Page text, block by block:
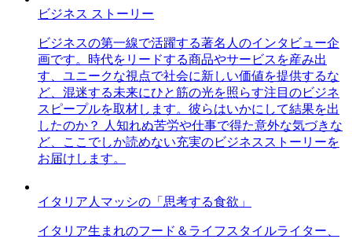
ビジネス ストーリー
ビジネスの第一線で活躍する著名人のインタビュー企
画です。時代をリードする商品やサービスを産み出
す、ユニークな視点で社会に新しい価値を提供するな
ど、混迷する未来にひと筋の光を照らす注目のビジネ
スピープルを取材します。彼らはいかにして結果を出
したのか？ 人知れぬ苦労や仕事で得た意外な気づきな
ど、ここでしか読めない充実のビジネスストーリーを
お届けします。
イタリア人マッシの「思考する食欲」
イタリア生まれのフード＆ライフスタイルライター、